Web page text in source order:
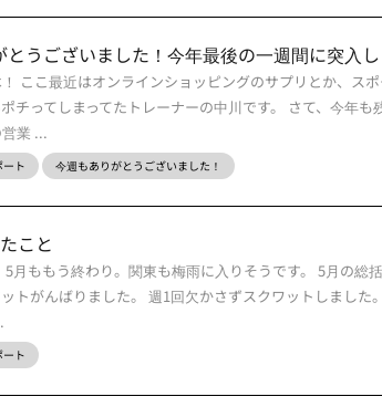
うございました！今年最後の一週間に突入し
ここ最近はオンラインショッピングのサプリとか、ス
チってしまってたトレーナーの中川です。 さて、今年
業 ...
ート 今週もありがとうございました！
こと
5月ももう終わり。関東も梅雨に入りそうです。 5月の総
トがんばりました。 週1回欠かさずスクワットしました
ート